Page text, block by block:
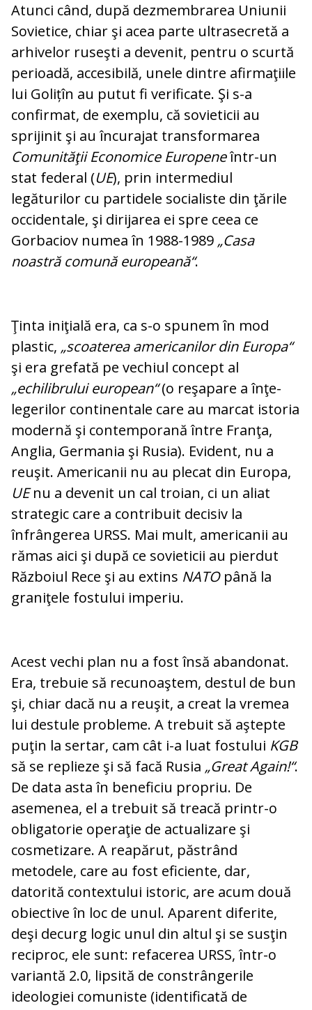
Atunci când, după dez­mem­brarea Uniunii
Sovietice, chiar şi acea parte ultrasecretă a
arhivelor ruseşti a de­venit, pentru o scurtă
perioadă, accesibilă, unele dintre afirmaţiile
lui Golițîn au pu­tut fi verificate. Şi s-a
confirmat, de exem­plu, că sovieticii au
sprijinit şi au încurajat transformarea
Comunităţii Economice Eu­ropeneîntr-un
stat federal (UE), prin in­termediul
legăturilor cu partidele socia­lis­te din ţările
occidentale, şi dirijarea ei spre ceea ce
Gorbaciov numea în 1988-1989 „Casa
noastră comună europeană“.
Ţinta iniţială era, ca s-o spunem în mod
plas­tic, „scoaterea americanilor din Eu­ropa“
şi era grefată pe vechiul concept al
„echilibrului european“(o reşapare a în­ţe­
legerilor continentale care au marcat is­toria
modernă şi contemporană între Fran­ţa,
Anglia, Germania şi Rusia). Evident, nu a
reuşit. Americanii nu au plecat din Europa,
UEnu a devenit un cal troian, ci un aliat
strategic care a contribuit decisiv la
înfrângerea URSS. Mai mult, americanii au
rămas aici şi după ce sovieticii au pier­dut
Războiul Rece şi au extins NATOpână la
graniţele fostului imperiu.
Acest vechi plan nu a fost însă abandonat.
Era, trebuie să re­cu­noaştem, destul de bun
şi, chiar dacă nu a reuşit, a creat la vremea
lui destule probleme. A trebuit să aştepte
puţin la sertar, cam cât i-a luat fostului KGB
să se replieze şi să facă Rusia „Great Again!“.
De data asta în beneficiu propriu. De
asemenea, el a trebuit să treacă printr-o
obligatorie ope­ra­ţie de actualizare şi
cosmetizare. A rea­părut, păstrând
metodele, care au fost efi­ciente, dar,
datorită contextului istoric, are acum două
obiective în loc de unul. Aparent diferite,
deşi decurg logic unul din altul şi se susţin
reciproc, ele sunt: re­facerea URSS, într-o
variantă 2.0, lipsită de constrângerile
ideologiei comuniste (iden­tificată de